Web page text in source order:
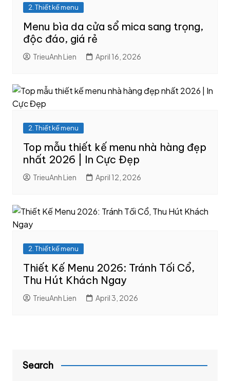
2. Thiết kế menu
Menu bìa da cửa sổ mica sang trọng,
độc đáo, giá rẻ
TrieuAnh Lien April 16, 2026
2. Thiết kế menu
Top mẫu thiết kế menu nhà hàng đẹp
nhất 2026 | In Cực Đẹp
TrieuAnh Lien April 12, 2026
2. Thiết kế menu
Thiết Kế Menu 2026: Tránh Tối Cổ,
Thu Hút Khách Ngay
TrieuAnh Lien April 3, 2026
Search